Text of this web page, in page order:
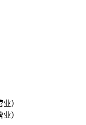
）
）